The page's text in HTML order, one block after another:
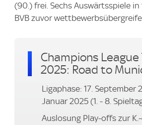
(90.) frei. Sechs Auswärtsspiele
BVB zuvor
Champions League
2025: Road to
Ligaphase: 17. September
Januar 2025 (1. - 8.
Auslosung Play-offs zur K.-